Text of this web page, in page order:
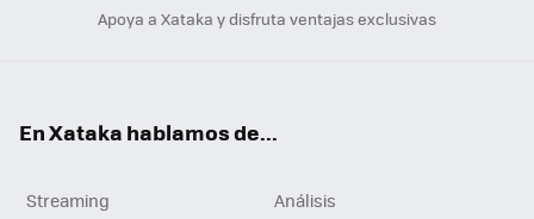
Apoya a Xataka y disfruta ventajas exclusivas
En Xataka hablamos de...
Streaming
Análisis